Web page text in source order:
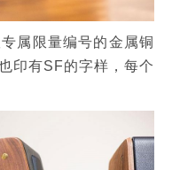
属限量编号的金属铜
印有SF的字样，每个